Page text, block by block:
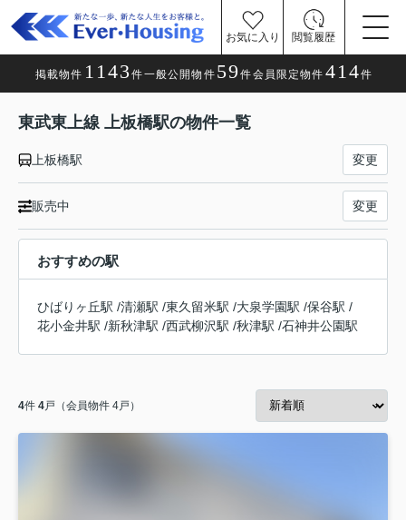
お気に入り 閲覧履歴
掲載物件 1143件一般公開物件 59件会員限定物件 414件
東武東上線 上板橋駅の物件一覧
上板橋駅 変更
販売中 変更
おすすめの駅
ひばりヶ丘駅 /清瀬駅 /東久留米駅 /大泉学園駅 /保谷駅 /
花小金井駅 /新秋津駅 /西武柳沢駅 /秋津駅 /石神井公園駅
4件 4戸（会員物件 4戸）